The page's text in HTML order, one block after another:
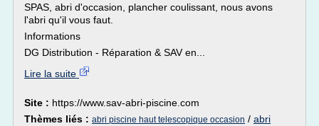
SPAS, abri d'occasion, plancher coulissant, nous avons
l'abri qu'il vous faut.
Informations
DG Distribution - Réparation & SAV en...
Lire la suite
Site : https://www.sav-abri-piscine.com
Thèmes liés : abri piscine haut telescopique occasion / abri